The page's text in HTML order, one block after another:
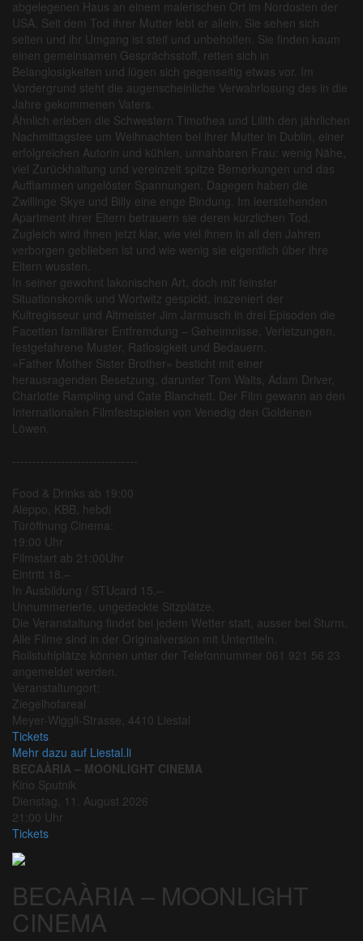
abgelegenen Haus an einem malerischen Ort im Nordosten der
USA. Seit dem Tod ihrer Mutter lebt er allein. Sie sehen sich
selten und ihr Umgang ist steif und unbeholfen. Sie finden kaum
einen gemeinsamen Gesprächsstoff, retten sich in
Belanglosigkeiten und lügen sich gegenseitig etwas vor. Im
Vordergrund steht die augenscheinliche Verwahrlosung des in die
Jahre gekommenen Vaters.
Ähnlich erleben die Schwestern Timothea und Lilith den jährlichen
Nachmittagstee um Weihnachten bei ihrer Mutter in Dublin, einer
erfolgreichen Autorin und kühlen, unnahbaren Frau: wenig Nähe,
viel Zurückhaltung und vereinzelt spitze Bemerkungen und das
Aufflammen ungelöster Spannungen. Dagegen haben die
Zwillinge Skye und Billy eine enge Bindung. Im leerstehenden
Apartment ihrer Eltern betrauern sie deren kürzlichen Tod.
Zugleich wird ihnen jetzt klar, wie viel ihnen in all den Jahren
verborgen geblieben ist und wie wenig sie eigentlich über ihre
Eltern wussten.
In seiner gewohnt lakonischen Art, doch mit feinster
Situationskomik und Wortwitz gespickt, inszeniert der
Kultregisseur und Altmeister Jim Jarmusch in drei Episoden die
Facetten familiärer Entfremdung – Geheimnisse, Verletzungen,
festgefahrene Muster, Ratlosigkeit und Bedauern.
«Father Mother Sister Brother» besticht mit einer
herausragenden Besetzung, darunter Tom Waits, Adam Driver,
Charlotte Rampling und Cate Blanchett. Der Film gewann an den
Internationalen Filmfestspielen von Venedig den Goldenen
Löwen.
-------------------------------
Food & Drinks ab 19:00
Aleppo, KBB, hebdi
Türöffnung Cinema:
19:00 Uhr
Filmstart ab 21:00Uhr
Eintritt 18.–
In Ausbildung / STUcard 15.–
Unnummerierte, ungedeckte Sitzplätze.
Die Veranstaltung findet bei jedem Wetter statt, ausser bei Sturm.
Alle Filme sind in der Originalversion mit Untertiteln.
Rollstuhlplätze können unter der Telefonnummer 061 921 56 23
angemeldet werden.
Veranstaltungort:
Ziegelhofareal
Meyer-Wiggli-Strasse, 4410 Liestal
Tickets
Mehr dazu auf Liestal.li
BECAÀRIA – MOONLIGHT CINEMA
Kino Sputnik
Dienstag, 11. August 2026
21:00 Uhr
Tickets
BECAÀRIA – MOONLIGHT
CINEMA